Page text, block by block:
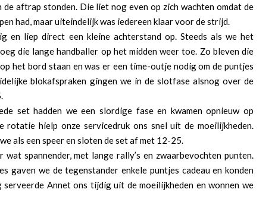
de aftrap stonden. Die liet nog even op zich wachten omdat de
had, maar uiteindelijk was iedereen klaar voor de strijd.
en liep direct een kleine achterstand op. Steeds als we het
die lange handballer op het midden weer toe. Zo bleven die
het bord staan en was er een time-outje nodig om de puntjes
blokafspraken gingen we in de slotfase alsnog over de
set hadden we een slordige fase en kwamen opnieuw op
rotatie hielp onze servicedruk ons snel uit de moeilijkheden.
als een speer en sloten de set af met 12-25.
spannender, met lange rally’s en zwaarbevochten punten.
gaven we de tegenstander enkele puntjes cadeau en konden
Annet ons tijdig uit de moeilijkheden en wonnen we